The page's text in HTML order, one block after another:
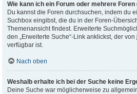
Wie kann ich ein Forum oder mehrere
Du kannst die Foren durchsuchen, indem du
Suchbox eingibst, die du in der Foren-
Themenansicht findest. Erweiterte
den „Erweiterte Suche“-Link anklickst, der
verfügbar ist.
Nach oben
Weshalb erhalte ich bei der Suche keine
Deine Suche war möglicherweise zu